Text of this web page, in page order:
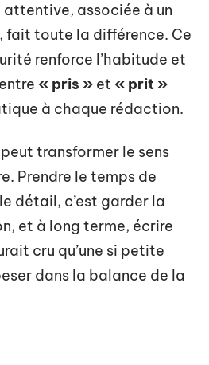
attentive, associée à un
fait toute la différence. Ce
renforce l’habitude et
« pris » et « prit »
à chaque rédaction.
transformer le sens
Prendre le temps de
détail, c’est garder la
et à long terme, écrire
cru qu’une si petite
dans la balance de la